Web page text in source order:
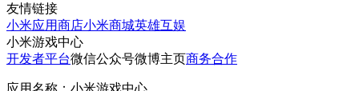
友情链接
小米应用商店小米商城英雄互娱
小米游戏中心
开发者平台微信公众号微博主页商务合作
应用名称：小米游戏中心